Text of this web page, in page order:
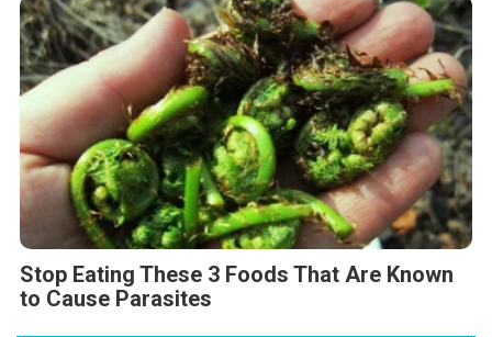
Stop Eating These 3 Foods That Are Known
to Cause Parasites